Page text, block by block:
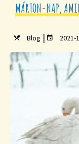
MÁRTON-NAP,
Blog | 2021-